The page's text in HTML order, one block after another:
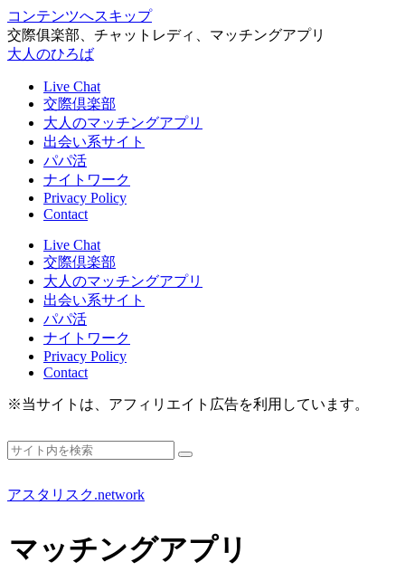
コンテンツへスキップ
交際俱楽部、チャットレディ、マッチングアプリ
大人のひろば
Live Chat
交際倶楽部
大人のマッチングアプリ
出会い系サイト
パパ活
ナイトワーク
Privacy Policy
Contact
Live Chat
交際倶楽部
大人のマッチングアプリ
出会い系サイト
パパ活
ナイトワーク
Privacy Policy
Contact
※当サイトは、アフィリエイト広告を利用しています。
アスタリスク.network
マッチングアプリ